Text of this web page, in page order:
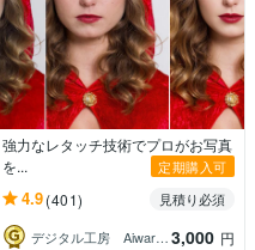
強力なレタッチ技術でプロがお写真
を...
定期購入可
4.9(401)
見積り必須
デジタル工房 Aiwarrior 3,000 円